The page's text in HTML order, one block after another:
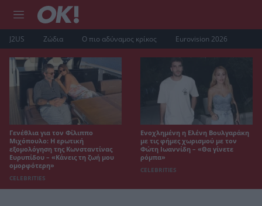
J2US Ζώδια Ο πιο αδύναμος κρίκος Eurovision 2026
Γενέθλια για τον Φίλιππο
Μιχόπουλο: Η ερωτική
εξομολόγηση της Κωνσταντίνας
Ευρυπίδου – «Κάνεις τη ζωή μου
ομορφότερη»
CELEBRITIES
Ενοχλημένη η Ελένη Βουλγαράκη
με τις φήμες χωρισμού με τον
Φώτη Ιωαννίδη – «Θα γίνετε
ρόμπα»
CELEBRITIES